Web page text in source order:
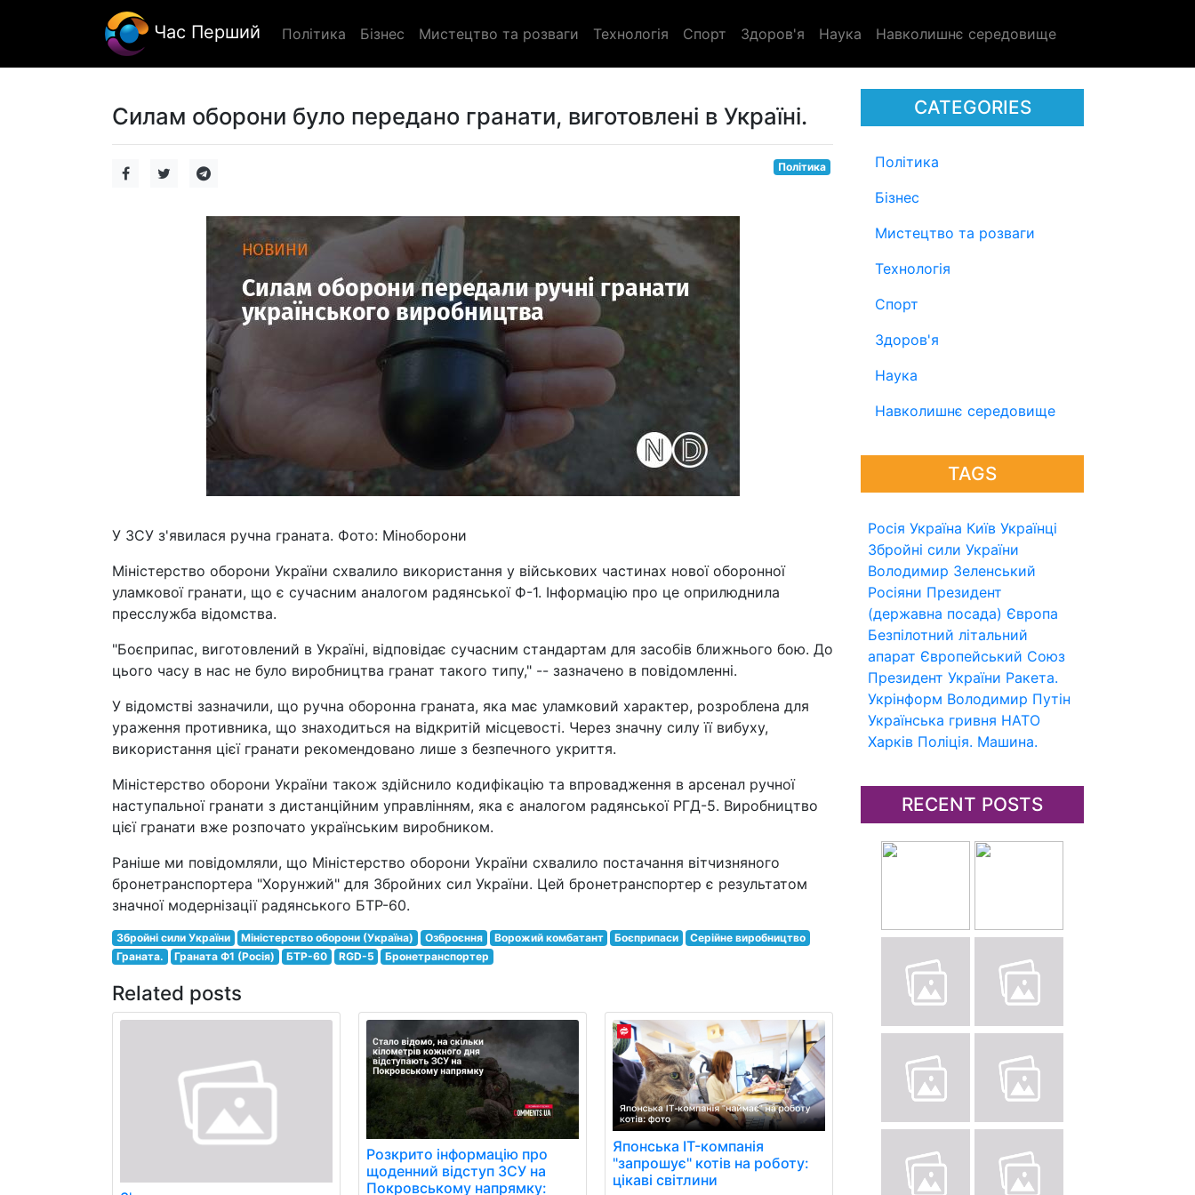
Час Перший Політика Бізнес Мистецтво та розваги Технологія Спорт Здоров'я Наука Навколишнє середовище
CATEGORIES
Політика
Бізнес
Мистецтво та розваги
Технологія
Спорт
Здоров'я
Наука
Навколишнє середовище
TAGS
Росія Україна Київ Українці
Збройні сили України
Володимир Зеленський
Росіяни Президент
(державна посада) Європа
Безпілотний літальний
апарат Європейський Союз
Президент України Ракета.
Укрінформ Володимир Путін
Українська гривня НАТО
Харків Поліція. Машина.
RECENT POSTS
Силам оборони було передано гранати, виготовлені в Україні.
Політика
У ЗСУ з'явилася ручна граната. Фото: Міноборони
Міністерство оборони України схвалило використання у військових частинах нової оборонної
уламкової гранати, що є сучасним аналогом радянської Ф-1. Інформацію про це оприлюднила
пресслужба відомства.
"Боєприпас, виготовлений в Україні, відповідає сучасним стандартам для засобів ближнього бою. До
цього часу в нас не було виробництва гранат такого типу," -- зазначено в повідомленні.
У відомстві зазначили, що ручна оборонна граната, яка має уламковий характер, розроблена для
ураження противника, що знаходиться на відкритій місцевості. Через значну силу її вибуху,
використання цієї гранати рекомендовано лише з безпечного укриття.
Міністерство оборони України також здійснило кодифікацію та впровадження в арсенал ручної
наступальної гранати з дистанційним управлінням, яка є аналогом радянської РГД-5. Виробництво
цієї гранати вже розпочато українським виробником.
Раніше ми повідомляли, що Міністерство оборони України схвалило постачання вітчизняного
бронетранспортера "Хорунжий" для Збройних сил України. Цей бронетранспортер є результатом
значної модернізації радянського БТР-60.
Збройні сили України Міністерство оборони (Україна) Озброєння Ворожий комбатант Боєприпаси
Серійне виробництво
Граната.
Граната Ф1 (Росія) БТР-60 RGD-5 Бронетранспортер
Related posts
Розкрито інформацію про
щоденний відступ ЗСУ на
Покровському напрямку:
Японська IT-компанія
"запрошує" котів на роботу:
цікаві світлини